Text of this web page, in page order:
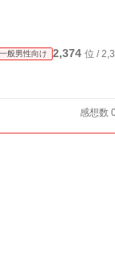
一般男性向け 2,374 位 /
感想数